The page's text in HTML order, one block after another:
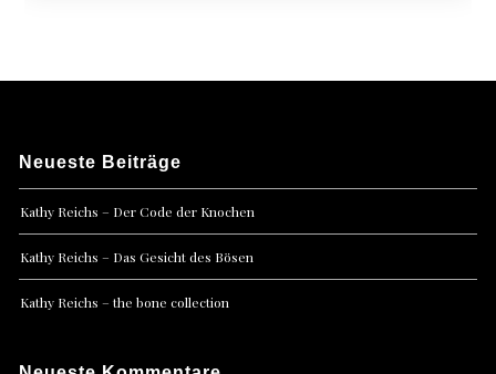
Neueste Beiträge
Kathy Reichs – Der Code der Knochen
Kathy Reichs – Das Gesicht des Bösen
Kathy Reichs – the bone collection